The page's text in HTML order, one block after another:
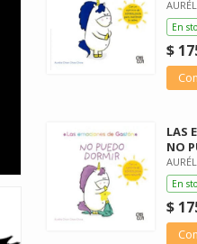
En
$
LAS
NO
En
$